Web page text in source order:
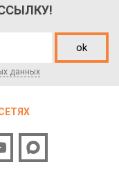
ok
данных